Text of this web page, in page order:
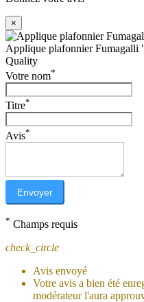
×
Applique plafonnier Fumagalli
Quality
Votre nom*
Titre*
Avis*
Envoyer
* Champs requis
check_circle
Avis envoyé
Votre avis a bien été
modérateur l'aura